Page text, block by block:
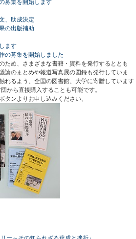
募集を開始します
、助成決定
の出版補助
ます
の募集を開始しました
ため、さまざまな書籍・資料を発行するととも
論のまとめや報道写真展の図録も発行していま
れるよう、全国の図書館、大学に寄贈しています
から直接購入することも可能です。
タンよりお申し込みください。